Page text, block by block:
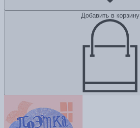
Добавить в корзину